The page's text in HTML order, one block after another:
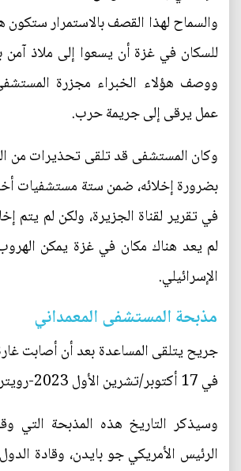
والسماح لهذا القصف بالاستمرار ستكون
للسكان في غزة أن يسعوا إلى ملاذ
ووصف هؤلاء الخبراء مجزرة
عمل يرقى إلى جريمة حرب.
وكان المستشفى قد تلقى تحذيرات من
بضرورة إخلائه، ضمن ستة مستشفيات
في تقرير لقناة الجزيرة، ولكن لم يتم
لم يعد هناك مكان في غزة يمكن
الإسرائيلي.
مذبحة المستشفى المعمداني
جريح يتلقى المساعدة بعد أن أصابت
في 17 أكتوبر/تشرين الأول 2023-رويترز.
وسيذكر التاريخ هذه المذبحة التي
الرئيس الأمريكي جو بايدن، وقادة